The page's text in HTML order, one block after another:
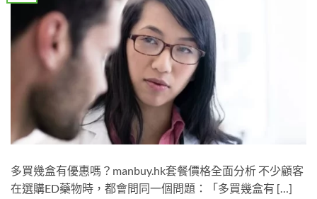
多買幾盒有優惠嗎？manbuy.hk套餐價格全面分析 不少顧客
在選購ED藥物時，都會問同一個問題：「多買幾盒有 […]